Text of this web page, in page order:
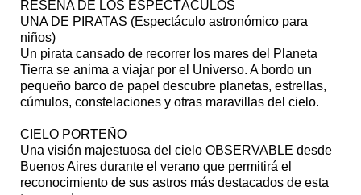
RESEÑA DE LOS ESPECTÁCULOS
UNA DE PIRATAS (Espectáculo astronómico para
niños)
Un pirata cansado de recorrer los mares del Planeta
Tierra se anima a viajar por el Universo. A bordo un
pequeño barco de papel descubre planetas, estrellas,
cúmulos, constelaciones y otras maravillas del cielo.
CIELO PORTEÑO
Una visión majestuosa del cielo OBSERVABLE desde
Buenos Aires durante el verano que permitirá el
reconocimiento de sus astros más destacados de esta